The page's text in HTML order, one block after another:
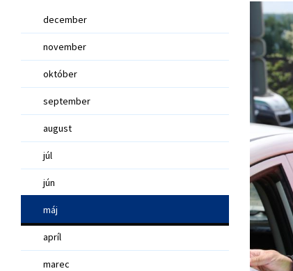
december
november
október
september
august
júl
jún
máj
apríl
marec